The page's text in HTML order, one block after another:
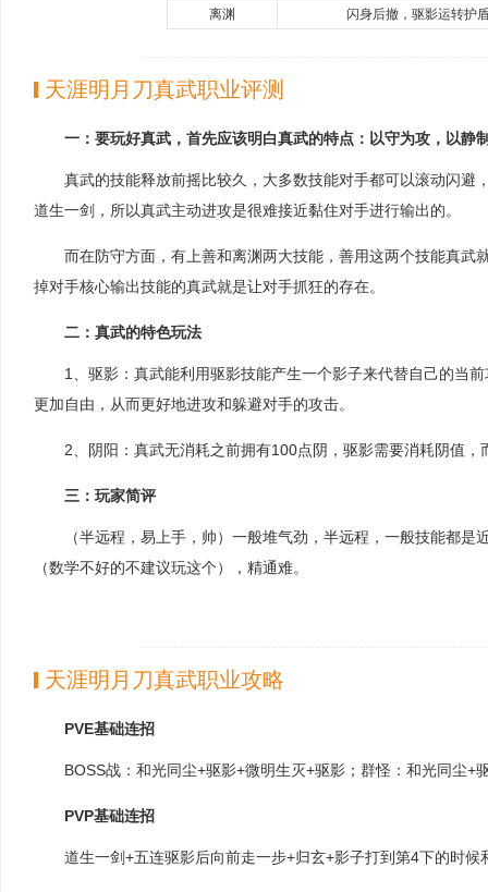
离渊
闪身后撤，驱影运转护
天涯明月刀真武职业评测
一：要玩好真武，首先应该明白真武的特点：以守为攻，以静
真武的技能释放前摇比较久，大多数技能对手都可以滚动闪
道生一剑，所以真武主动进攻是很难接近黏住对手进行输出的。
而在防守方面，有上善和离渊两大技能，善用这两个技能真
掉对手核心输出技能的真武就是让对手抓狂的存在。
二：真武的特色玩法
1、驱影：真武能利用驱影技能产生一个影子来代替自己的当
更加自由，从而更好地进攻和躲避对手的攻击。
2、阴阳：真武无消耗之前拥有100点阴，驱影需要消耗阴值，
三：玩家简评
（半远程，易上手，帅）一般堆气劲，半远程，一般技能都
（数学不好的不建议玩这个），精通难。
天涯明月刀真武职业攻略
PVE基础连招
BOSS战：和光同尘+驱影+微明生灭+驱影；群怪：和光同尘+
PVP基础连招
道生一剑+五连驱影后向前走一步+归玄+影子打到第4下的时